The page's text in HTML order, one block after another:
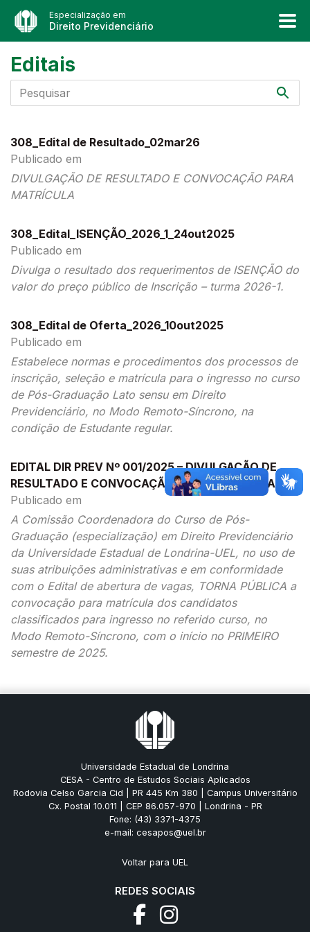
Especialização em
Direito Previdenciário
Editais
308_Edital de Resultado_02mar26
Publicado em
DIVULGAÇÃO DE RESULTADO E CONVOCAÇÃO PARA
MATRÍCULA
308_Edital_ISENÇÃO_2026_1_24out2025
Publicado em
Divulga o resultado dos requerimentos de ISENÇÃO do
valor do preço público de Inscrição – turma 2026-1.
308_Edital de Oferta_2026_10out2025
Publicado em
Estabelece normas e procedimentos dos processos de
inscrição, seleção e matrícula para o ingresso no curso
de Pós-Graduação Lato sensu em Direito
Previdenciário, no Modo Remoto-Síncrono, na
condição de Estudante regular.
EDITAL DIR PREV Nº 001/2025 – DIVULGAÇÃO DE
RESULTADO E CONVOCAÇÃO PARA MATRÍCULA
Publicado em
A Comissão Coordenadora do Curso de Pós-
Graduação (especialização) em Direito Previdenciário
da Universidade Estadual de Londrina-UEL, no uso de
suas atribuições administrativas e em conformidade
com o Edital de abertura de vagas, TORNA PÚBLICA a
convocação para matrícula dos candidatos
classificados para ingresso no referido curso, no
Modo Remoto-Síncrono, com o início no PRIMEIRO
semestre de 2025.
Universidade Estadual de Londrina
CESA - Centro de Estudos Sociais Aplicados
Rodovia Celso Garcia Cid | PR 445 Km 380 | Campus Universitário
Cx. Postal 10.011 | CEP 86.057-970 | Londrina - PR
Fone: (43) 3371-4375
e-mail: cesapos@uel.br
Voltar para UEL
REDES SOCIAIS